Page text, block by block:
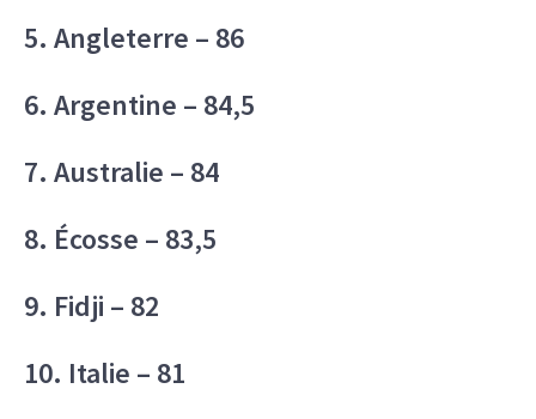
5. Angleterre – 86
6. Argentine – 84,5
7. Australie – 84
8. Écosse – 83,5
9. Fidji – 82
10. Italie – 81